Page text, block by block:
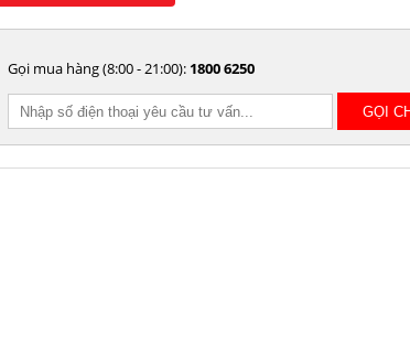
Gọi mua hàng (8:00 - 21:00): 1800 6250